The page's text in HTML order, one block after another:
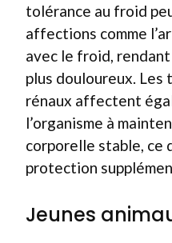
tolérance au froid
affections comme
avec le froid,
plus douloureux. Les
rénaux affectent
l’organisme à
corporelle stable, ce
protection
Jeunes